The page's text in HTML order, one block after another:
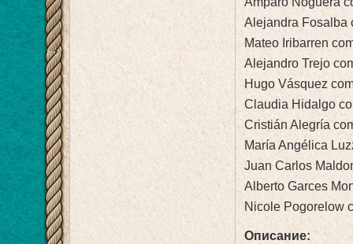
Alejandra Fosalba
Mateo Iribarren
Alejandro Trejo
Hugo Vásquez
Claudia Hidalgo
Cristián Alegría
María Angélica
Juan Carlos
Alberto Garces
Nicole Pogorelow
Описание: